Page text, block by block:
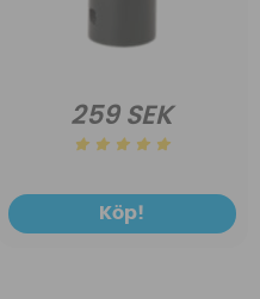
259 SEK
Köp!